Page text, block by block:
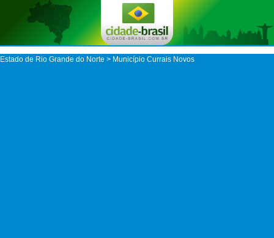
Estado de Rio Grande do Norte > Município Currais Novos